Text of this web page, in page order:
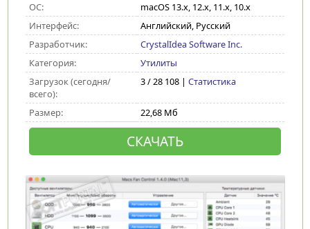
ОС:
macOS 13.x, 12.x, 11.x, 10.x
Интерфейс:
Английский, Русский
Разработчик:
CrystalIdea Software Inc.
Категория:
Утилиты
Загрузок (сегодня/
всего):
3 / 28 108 | Статистика
Размер: 22,68 Мб
СКАЧАТЬ